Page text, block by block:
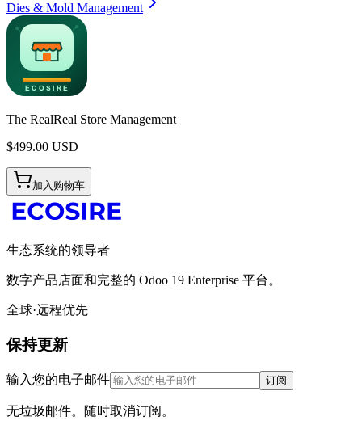
Dies & Mold Management
The RealReal Store Management
$499.00 USD
加入购物车
生态系统的领导者
数字产品店面和完整的 Odoo 19 Enterprise 平台。
全球·远程优先
保持更新
输入您的电子邮件 订阅
无垃圾邮件。随时取消订阅。